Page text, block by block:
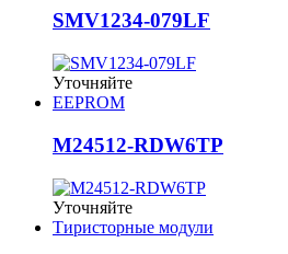
SMV1234-079LF
Уточняйте
EEPROM
M24512-RDW6TP
Уточняйте
Тиристорные модули